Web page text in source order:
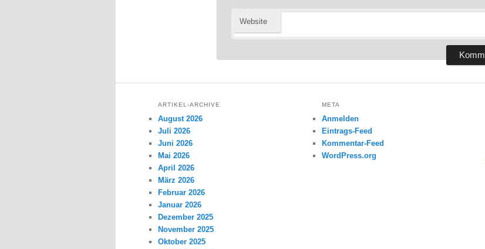
Website
ARTIKEL-ARCHIVE
August 2026
Juli 2026
Juni 2026
Mai 2026
April 2026
März 2026
Februar 2026
Januar 2026
Dezember 2025
November 2025
Oktober 2025
META
Anmelden
Eintrags-Feed
Kommentar-Feed
WordPress.org